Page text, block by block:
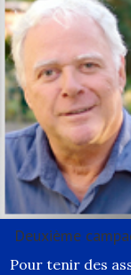
Deuxième
Pour tenir des